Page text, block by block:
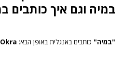
במיה וגם איך כותבים
"במיה" כותבים באנגלית באופן הבא: Okra